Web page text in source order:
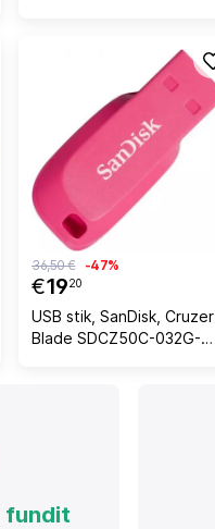
€1920
36,50 € -47%
USB stik, SanDisk, Cruzer
Blade SDCZ50C-032G-
fundit